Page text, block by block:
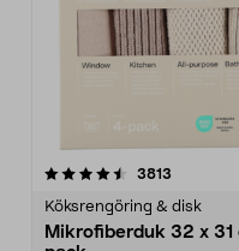
3813
Köksrengöring & disk
Mikrofiberduk 32 x 31
4.0av 5 stjärnor